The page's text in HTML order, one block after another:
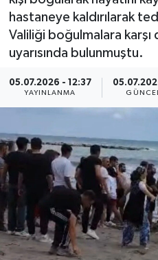
hastaneye kaldırılarak
Valiliği boğulmalara
uyarısında bulunmuştu.
05.07.2026 - 12:37
YAYINLANMA